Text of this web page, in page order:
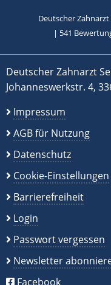
Deutscher Zahnarzt
| 541
Deutscher Zahnarzt
Johanneswerkstr. 4,
Impressum
AGB für Nutzung
Datenschutz
Cookie-Einstellungen
Barrierefreiheit
Login
Passwort vergessen
Newsletter
Facebook